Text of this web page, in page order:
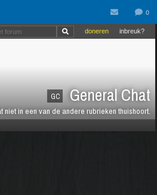
GC General Chat
in een van de andere rubrieken thuishoort.
inbreuk?
doneren